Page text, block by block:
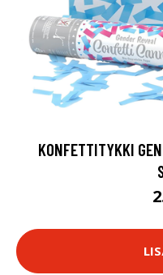
KONFETTITYKKI